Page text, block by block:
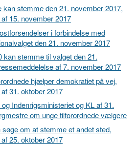
stemme den 21. november 2017,
15. november 2017
i forbindelse med
den 21. november 2017
kan stemme til valget den 21.
af 7. november 2017
hjælper demokratiet på vej,
31. oktober 2017
Indenrigsministeriet og KL af 31.
om unge tilforordnede vælgere
om at stemme et andet sted,
25. oktober 2017